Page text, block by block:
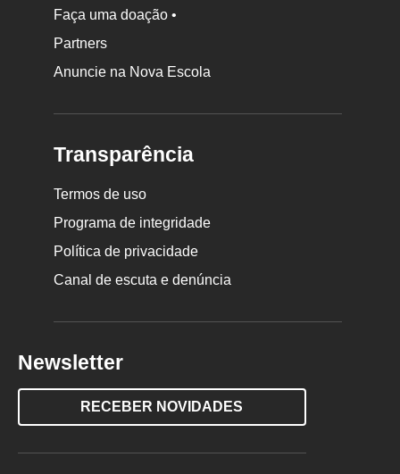
Faça uma doação •
Partners
Anuncie na Nova Escola
Transparência
Termos de uso
Programa de integridade
Política de privacidade
Canal de escuta e denúncia
Newsletter
RECEBER NOVIDADES